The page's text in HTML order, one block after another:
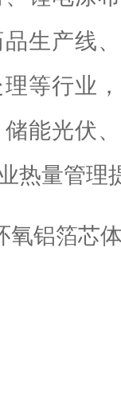
生产线
等行业
能光伏
热量管理